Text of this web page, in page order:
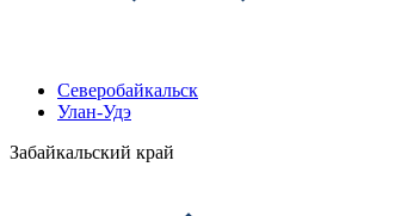
Северобайкальск
Улан-Удэ
Забайкальский край